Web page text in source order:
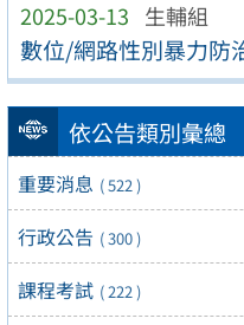
2025-03-13 生輔組
數位/網路性別暴力防
依公告類別彙總
重要消息 ( 522 )
行政公告 ( 300 )
課程考試 ( 222 )